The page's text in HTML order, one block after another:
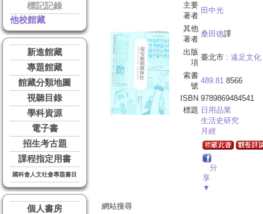
標記記錄
他校館藏
新進館藏
專題館藏
館藏分類地圖
視聽目錄
學科資源
電子書
招生考古題
課程指定用書
國科會人文社會專題書目
個人書房
主要
著者
田中光
其他
著者
桑田德譯
出版
項
臺北市 : 遠足文化
索書
號
489.81 8566
ISBN 9789869484541
標題 日用品業
生活史研究
月經
分
享
▼
網站搜尋